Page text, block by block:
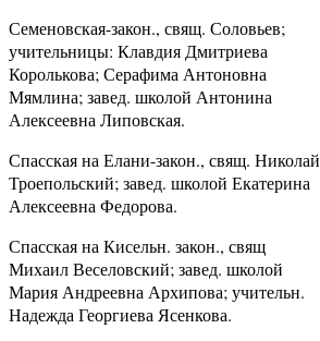
Семеновская-закон., свящ. Соловьев;
учительницы: Клавдия Дмитриева
Королькова; Серафима Антоновна
Мямлина; завед. школой Антонина
Алексеевна Липовская.
Спасская на Елани-закон., свящ. Николай
Троепольский; завед. школой Екатерина
Алексеевна Федорова.
Спасская на Кисельн. закон., свящ
Михаил Веселовский; завед. школой
Мария Андреевна Архипова; учительн.
Надежда Георгиева Ясенкова.